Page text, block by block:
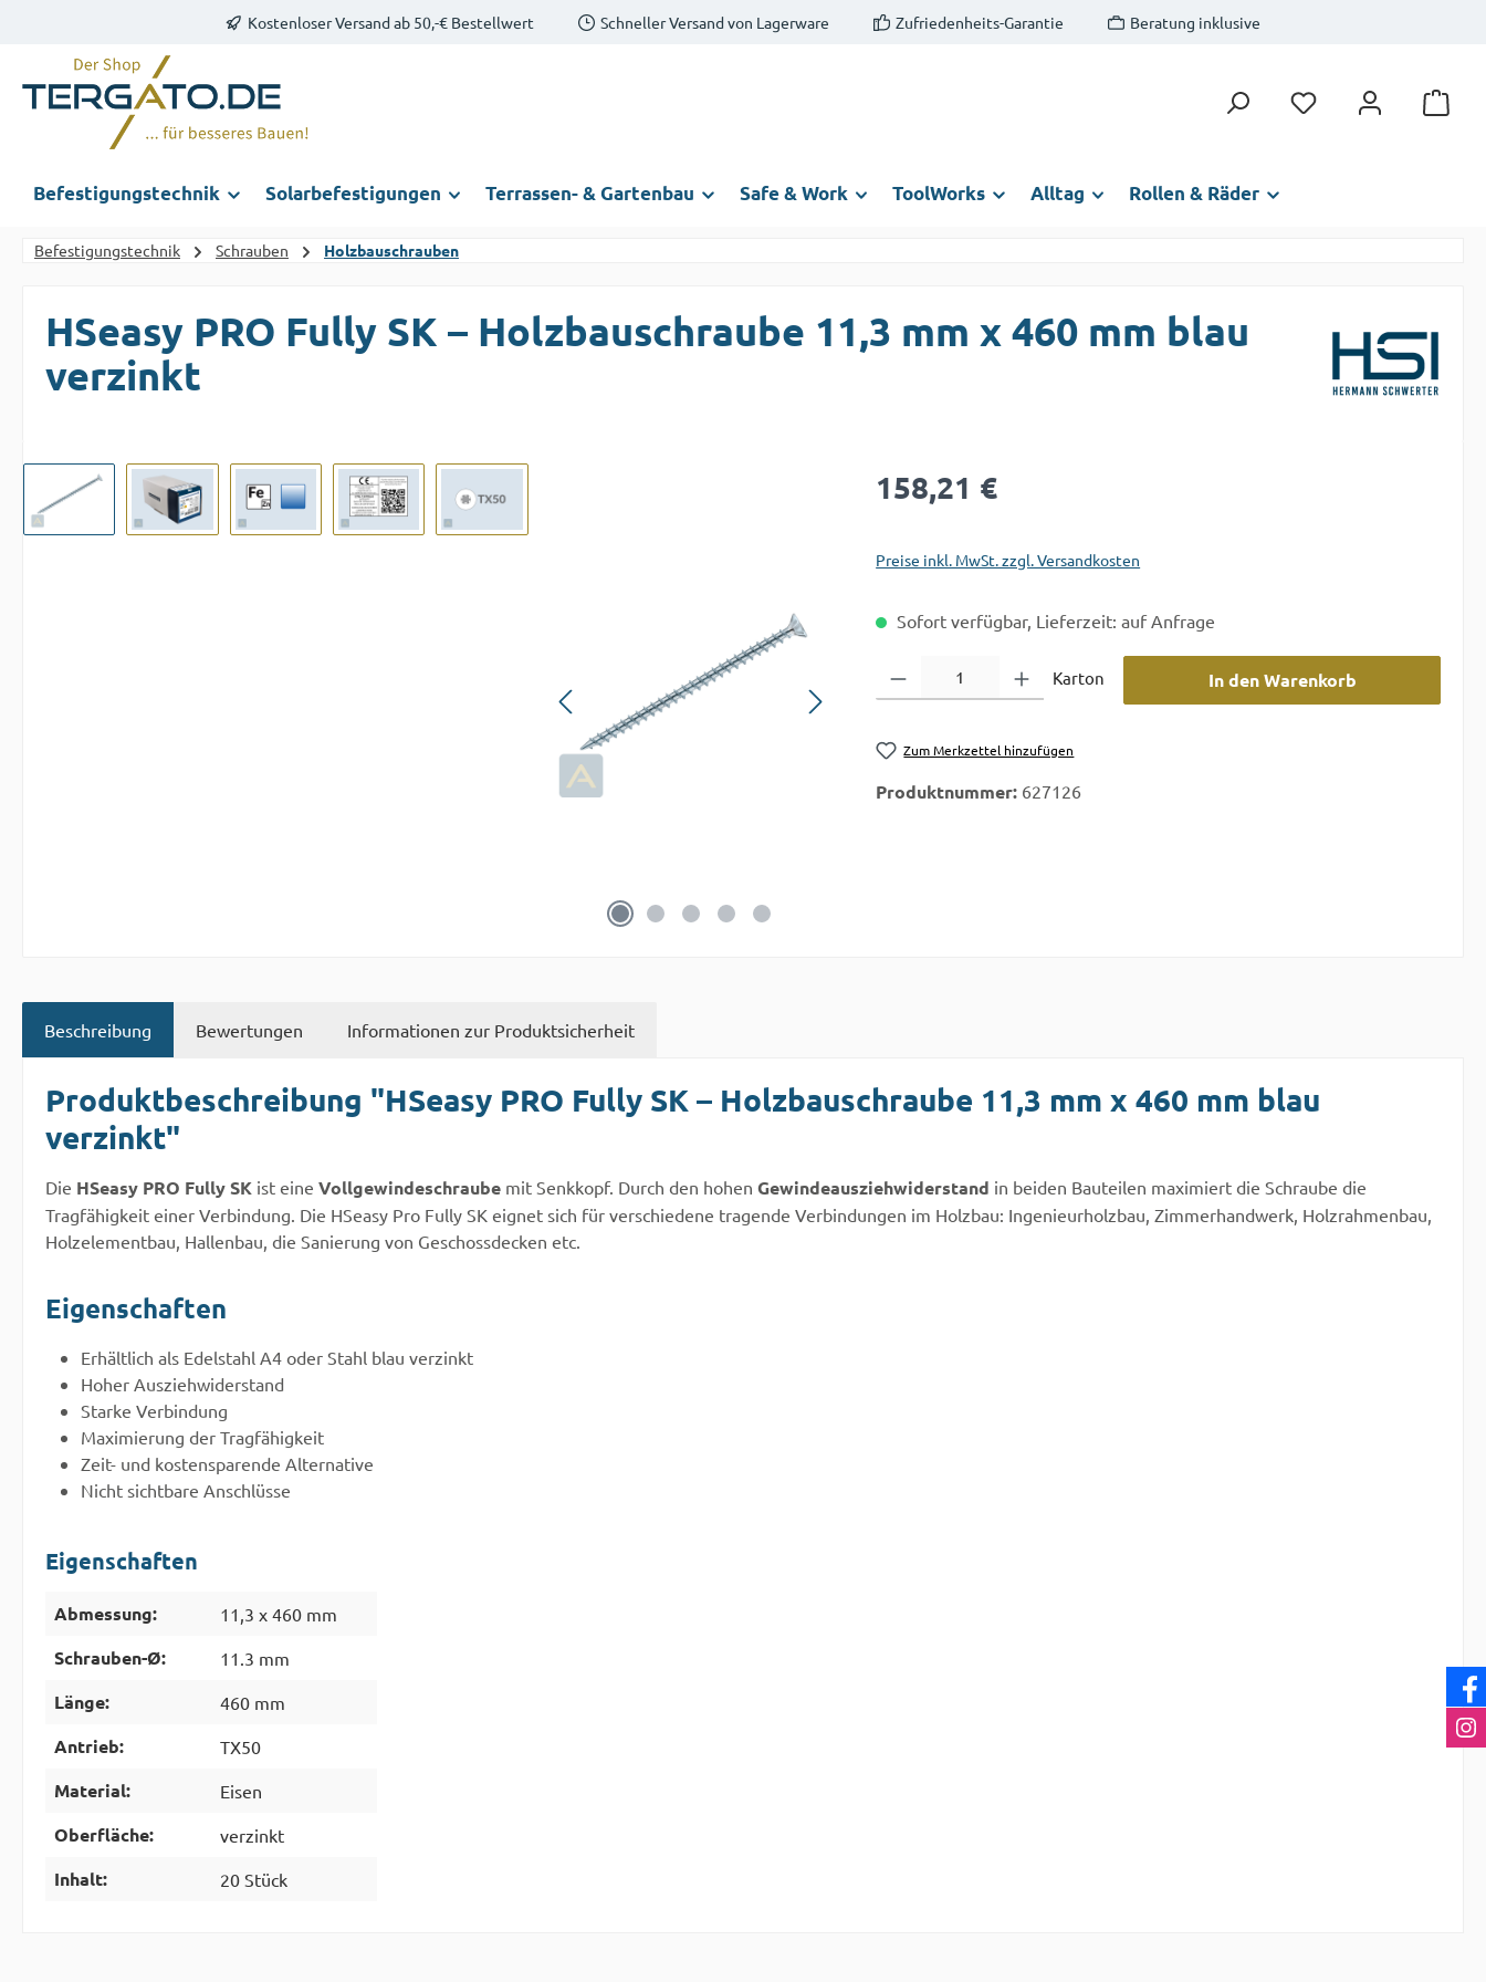
Zur Hauptnavigation springenKostenloser Versand ab 50,-€ Bestellwert Schneller Versand von Lagerware Zufriedenheits-Garantie Beratung inklusive
Du hast 0 Produkte auf
Befestigungstechnik Solarbefestigungen Terrassen- & Gartenbau Safe & Work ToolWorks Alltag Rollen & Räder
Befestigungstechnik Schrauben Holzbauschrauben
HSeasy PRO Fully SK – Holzbauschraube 11,3 mm x 460 mm blau
verzinkt
Bildergalerie überspringen Regulärer Preis:
158,21 €
Preise inkl. MwSt. zzgl. Versandkosten
Sofort verfügbar, Lieferzeit: auf Anfrage
Karton In den Warenkorb
Zum Merkzettel hinzufügen
Produktnummer: 627126
Beschreibung Bewertungen Informationen zur Produktsicherheit
Produktbeschreibung "HSeasy PRO Fully SK – Holzbauschraube 11,3 mm x 460 mm blau
verzinkt"
Die HSeasy PRO Fully SK ist eine Vollgewindeschraube mit Senkkopf. Durch den hohen Gewindeausziehwiderstand in beiden Bauteilen maximiert die Schraube die
Tragfähigkeit einer Verbindung. Die HSeasy Pro Fully SK eignet sich für verschiedene tragende Verbindungen im Holzbau: Ingenieurholzbau, Zimmerhandwerk, Holzrahmenbau,
Holzelementbau, Hallenbau, die Sanierung von Geschossdecken etc.
Eigenschaften
Erhältlich als Edelstahl A4 oder Stahl blau verzinkt
Hoher Ausziehwiderstand
Starke Verbindung
Maximierung der Tragfähigkeit
Zeit- und kostensparende Alternative
Nicht sichtbare Anschlüsse
Eigenschaften
Abmessung: 11,3 x 460 mm
Schrauben-Ø: 11.3 mm
Länge: 460 mm
Antrieb: TX50
Material: Eisen
Oberfläche: verzinkt
Inhalt: 20 Stück